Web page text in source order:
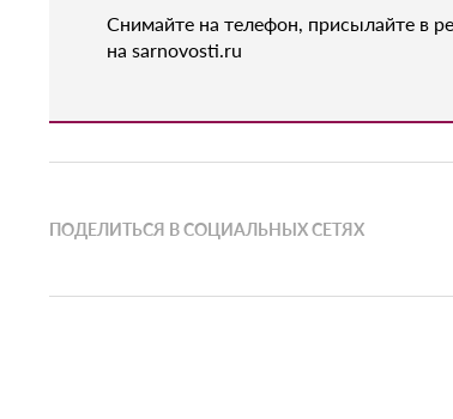
Снимайте на телефон, присылайте в
на sarnovosti.ru
ПОДЕЛИТЬСЯ В СОЦИАЛЬНЫХ СЕТЯХ